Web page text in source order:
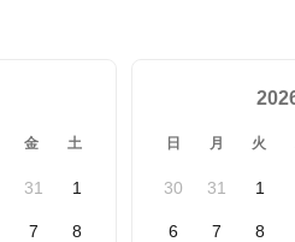
金 土
31 1
7 8
日 月 火
30 31 1
6 7 8